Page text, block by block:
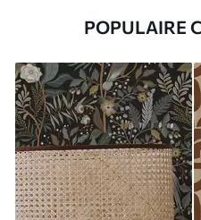
POPULAIRE